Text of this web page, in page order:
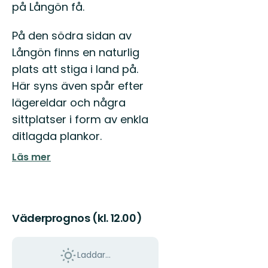
på Långön få.
På den södra sidan av
Långön finns en naturlig
plats att stiga i land på.
Här syns även spår efter
lägereldar och några
sittplatser i form av enkla
ditlagda plankor.
Läs mer
Väderprognos (kl. 12.00)
Laddar...